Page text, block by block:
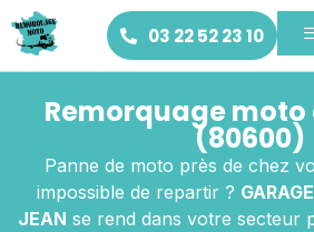
03 22 52 23 10
Remorquage moto
(80600)
Panne de moto près de chez
impossible de repartir ?
JEAN se rend dans votre secteur